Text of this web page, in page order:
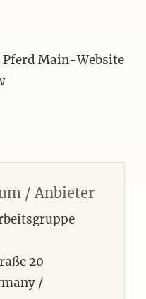
Pferd Main-Website
/ Anbieter
20
/